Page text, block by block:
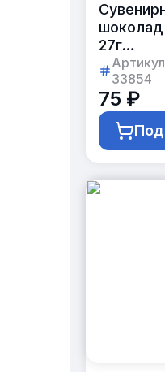
шоколад
27г
в
коробке
с
33854
75 ₽
Под